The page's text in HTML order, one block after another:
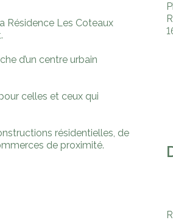
Résidence Les Coteaux
d’un centre urbain
celles et ceux qui
résidentielles, de
de proximité.